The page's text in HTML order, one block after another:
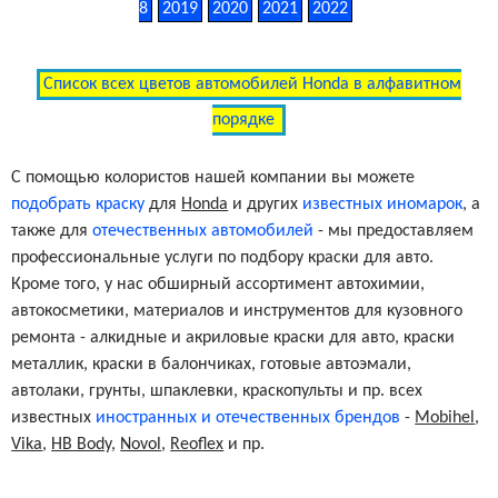
Phantom Gray Pearl Clearcoat
Torino Red Pearl Clearcoat R-72P
Sonoma Red Pearl Clearcoat
Milano Red Clearcoat R-81
Rosewood Brown Metallic Clearcoat YR-503M
8
2019 2020 2021 2022
Список всех цветов автомобилей Honda в алфавитном
порядке
С помощью колористов нашей компании вы можете
подобрать краску для Honda и других известных иномарок, а
также дляотечественных автомобилей - мы предоставляем
профессиональные услуги по подбору краски для авто.
Кроме того, у нас обширный ассортимент автохимии,
автокосметики, материалов и инструментов для кузовного
ремонта - алкидные и акриловые краски для авто, краски
металлик, краски в балончиках, готовые автоэмали,
автолаки, грунты, шпаклевки, краскопульты и пр. всех
известных иностранных и отечественных брендов - Mobihel ,
Vika, HB Body, Novol , Reoflex и пр.